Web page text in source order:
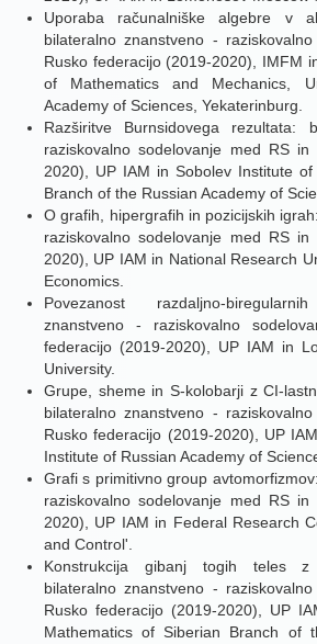
Uporaba računalniške algebre v
bilateralno znanstveno -
Rusko federacijo (2019-2020), IMFM
of Mathematics and Mechanics,
Academy of Sciences, Yekaterinburg.
Razširitve Burnsidovega rezultata:
raziskovalno sodelovanje med RS
2020), UP IAM in Sobolev Institute
Branch of the Russian Academy of
O grafih, hipergrafih in pozicijskih
raziskovalno sodelovanje med RS
2020), UP IAM in National Research
Economics.
Povezanost razdaljno-
znanstveno - raziskovalno
federacijo (2019-2020), UP IAM in
University.
Grupe, sheme in S-kolobarji z CI-
bilateralno znanstveno -
Rusko federacijo (2019-2020), UP
Institute of Russian Academy of
Grafi s primitivno group
raziskovalno sodelovanje med RS
2020), UP IAM in Federal Research
and Control'.
Konstrukcija gibanj togih teles z
bilateralno znanstveno -
Rusko federacijo (2019-2020), UP
Mathematics of Siberian Branch of